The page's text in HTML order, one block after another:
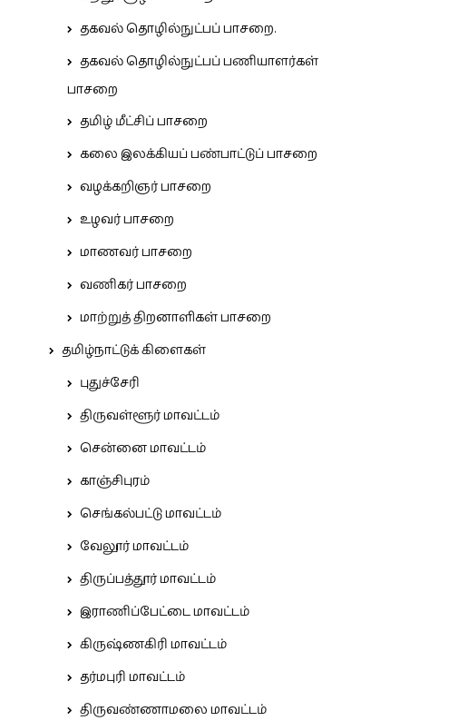
தகவல் தொழில்நுட்பப் பாசறை.
தகவல் தொழில்நுட்பப் பணியாளர்கள்
பாசறை
தமிழ் மீட்சிப் பாசறை
கலை இலக்கியப் பண்பாட்டுப் பாசறை
வழக்கறிஞர் பாசறை
உழவர் பாசறை
மாணவர் பாசறை
வணிகர் பாசறை
மாற்றுத் திறனாளிகள் பாசறை
தமிழ்நாட்டுக் கிளைகள்
புதுச்சேரி
திருவள்ளூர் மாவட்டம்
சென்னை மாவட்டம்
காஞ்சிபுரம்
செங்கல்பட்டு மாவட்டம்
வேலூர் மாவட்டம்
திருப்பத்தூர் மாவட்டம்
இராணிப்பேட்டை மாவட்டம்
கிருஷ்ணகிரி மாவட்டம்
தர்மபுரி மாவட்டம்
திருவண்ணாமலை மாவட்டம்